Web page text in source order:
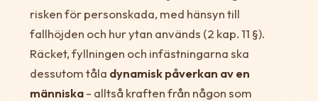
risken för personskada, med hänsyn till
fallhöjden och hur ytan används (2 kap. 11 §).
Räcket, fyllningen och infästningarna ska
dessutom tåla dynamisk påverkan av en
människa- alltså kraften från någon som